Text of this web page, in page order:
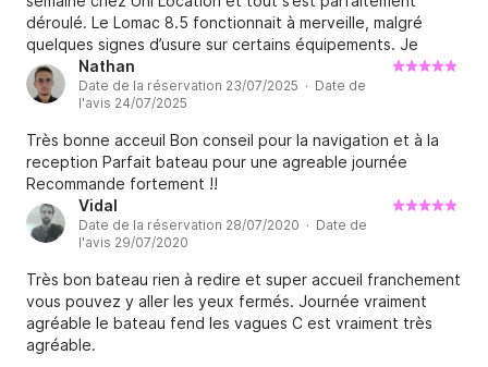
déroulé. Le Lomac 8.5 fonctionnait à merveille, malgré
quelques signes d’usure sur certains équipements. Je
recommande vivement !
Nathan
Date de la réservation 23/07/2025 · Date de
l'avis 24/07/2025
Très bonne acceuil Bon conseil pour la navigation et à la
reception Parfait bateau pour une agreable journée
Recommande fortement !!
Vidal
Date de la réservation 28/07/2020 · Date de
l'avis 29/07/2020
Très bon bateau rien à redire et super accueil franchement
vous pouvez y aller les yeux fermés. Journée vraiment
agréable le bateau fend les vagues C est vraiment très
agréable.